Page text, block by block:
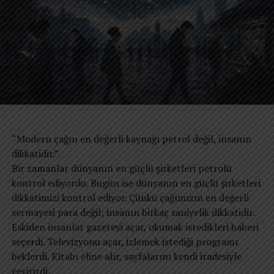
Adalet, özgürlük, eşitlik ve hak dilde kaldı geri.
Bir anneden akan çeşme nasıl katrana dönüşür.
Bal akacak ağızlara, neden karasinekler üşüşür.
Dünya dile esir dil kocaman bir ejderha pabucu.
Laf lastik mi, bak bakalım, nereye varacak ucu.
Dönüşür tüm elementler birden doğacak simya.
İçte ne ise dışa o akmalı, böyle buyurur kimya.
REKLAM
Dilin özdür öz ruhu yaşatır, ruhun gözü kamaşır.
“Modern çağın en değerli kaynağı petrol değil, insanın
dikkatidir.”
Bir zamanlar dünyanın en güçlü şirketleri petrolü
kontrol ediyordu. Bugün ise dünyanın en güçlü şirketleri
dikkatimizi kontrol ediyor. Çünkü çağımızın en değerli
sermayesi para değil; insanın birkaç saniyelik dikkatidir.
Eskiden insanlar gazeteyi açar, okumak istedikleri haberi
seçerdi. Televizyonu açar, izlemek istediği programı
beklerdi. Kitabı eline alır, sayfalarını kendi iradesiyle
çevirirdi.